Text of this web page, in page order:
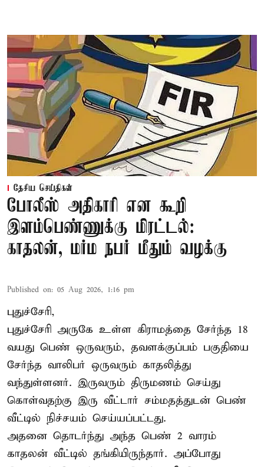
தேசிய செய்திகள்
போலீஸ் அதிகாரி என கூறி
இளம்பெண்ணுக்கு மிரட்டல்:
காதலன், மர்ம நபர் மீதும் வழக்கு
Published on: 05 Aug 2026, 1:16 pm
புதுச்சேரி,
புதுச்சேரி அருகே உள்ள கிராமத்தை சேர்ந்த 18
வயது பெண் ஒருவரும், தவளக்குப்பம் பகுதியை
சேர்ந்த வாலிபர் ஒருவரும் காதலித்து
வந்துள்ளனர். இருவரும் திருமணம் செய்து
கொள்வதற்கு இரு வீட்டார் சம்மதத்துடன் பெண்
வீட்டில் நிச்சயம் செய்யப்பட்டது.
அதனை தொடர்ந்து அந்த பெண் 2 வாரம்
காதலன் வீட்டில் தங்கியிருந்தார். அப்போது